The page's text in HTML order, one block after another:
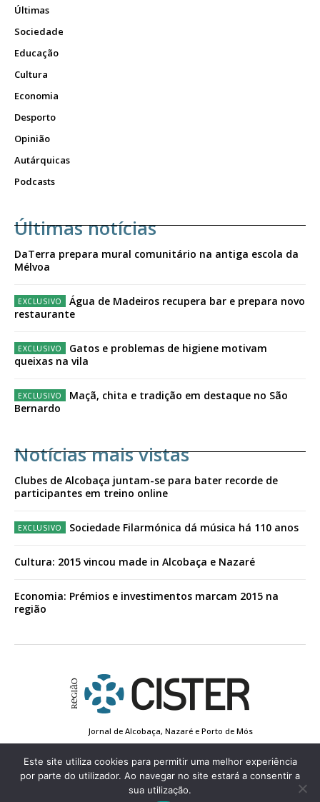
Últimas
Sociedade
Educação
Cultura
Economia
Desporto
Opinião
Autárquicas
Podcasts
Últimas notícias
DaTerra prepara mural comunitário na antiga escola da
Mélvoa
Água de Madeiros recupera bar e prepara novo
restaurante
Gatos e problemas de higiene motivam
queixas na vila
Maçã, chita e tradição em destaque no São
Bernardo
Notícias mais vistas
Clubes de Alcobaça juntam-se para bater recorde de
participantes em treino online
Sociedade Filarmónica dá música há 110 anos
Cultura: 2015 vincou made in Alcobaça e Nazaré
Economia: Prémios e investimentos marcam 2015 na
região
Jornal de Alcobaça, Nazaré e Porto de Mós
Conta de Registo
Edição Impressa
© 2022 Região de Cister - Todos os direitos reservados.
Este site utiliza cookies para permitir uma melhor experiência
por parte do utilizador. Ao navegar no site estará a consentir a
sua utilização.